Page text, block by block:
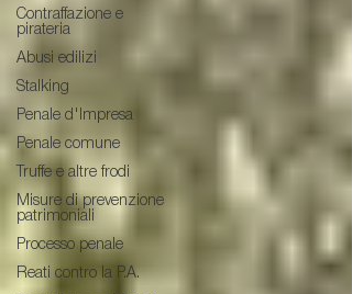
Contraffazione e
pirateria
Abusi edilizi
Stalking
Penale d'Impresa
Penale comune
Truffe e altre frodi
Misure di prevenzione
patrimoniali
Processo penale
Reati contro la P.A.